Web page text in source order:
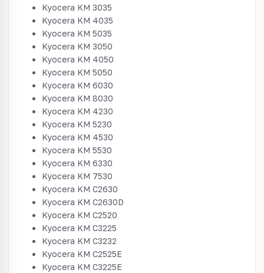
Kyocera KM 3035
Kyocera KM 4035
Kyocera KM 5035
Kyocera KM 3050
Kyocera KM 4050
Kyocera KM 5050
Kyocera KM 6030
Kyocera KM 8030
Kyocera KM 4230
Kyocera KM 5230
Kyocera KM 4530
Kyocera KM 5530
Kyocera KM 6330
Kyocera KM 7530
Kyocera KM C2630
Kyocera KM C2630D
Kyocera KM C2520
Kyocera KM C3225
Kyocera KM C3232
Kyocera KM C2525E
Kyocera KM C3225E